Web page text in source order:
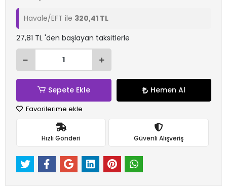
Havale/EFT ile 320,41 TL
27,81 TL 'den başlayan taksitlerle
Sepete Ekle Hemen Al
Favorilerime ekle
Hızlı Gönderi Güvenli Alışveriş